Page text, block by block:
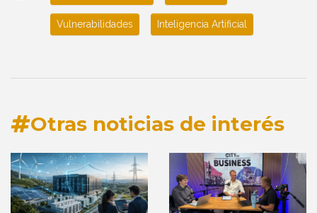
Vulnerabilidades Inteligencia Artificial
Otras noticias de interés